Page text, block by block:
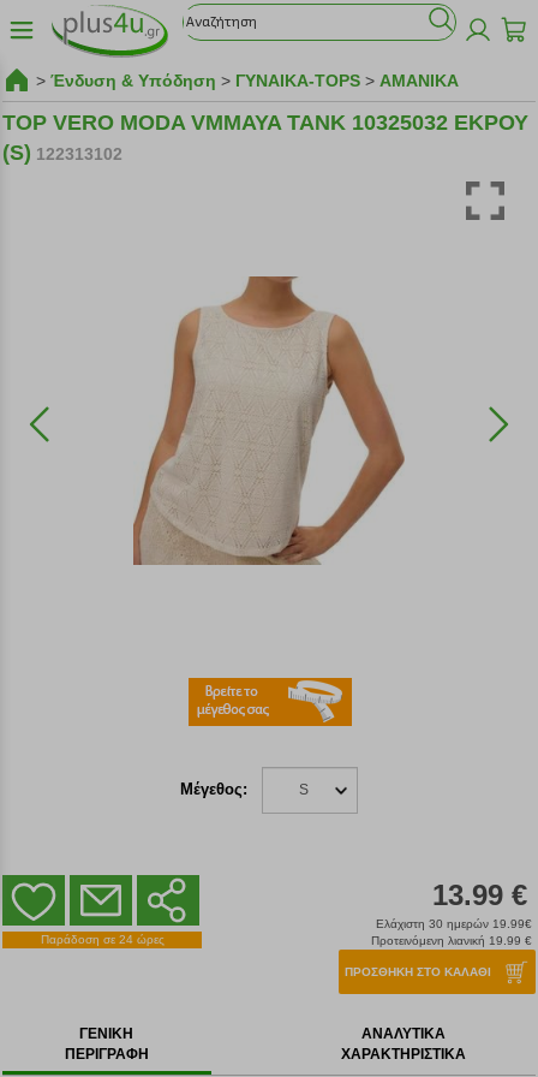
> Ένδυση & Υπόδηση > ΓΥΝΑΙΚΑ-TOPS > ΑΜΑΝΙΚΑ
TOP VERO MODA VMMAYA TANK 10325032 ΕΚΡΟΥ
(S) 122313102
Μέγεθος: S
Παράδοση σε 24 ώρες
13.99 €
Ελάχιστη 30 ημερών 19.99€
Προτεινόμενη λιανική 19.99 €
ΠΡΟΣΘΗΚΗ ΣΤΟ ΚΑΛΑΘΙ
ΓΕΝΙΚΗ
ΠΕΡΙΓΡΑΦΗ
ΑΝΑΛΥΤΙΚΑ
ΧΑΡΑΚΤΗΡΙΣΤΙΚΑ